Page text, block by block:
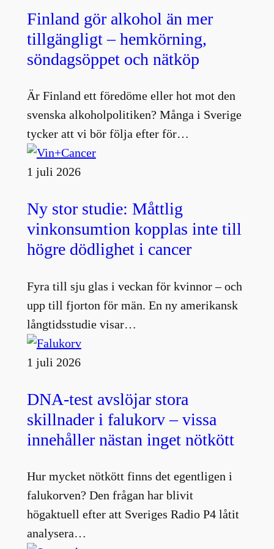
Finland gör alkohol än mer
tillgängligt – hemkörning,
söndagsöppet och nätköp
Är Finland ett föredöme eller hot mot den
svenska alkoholpolitiken? Många i Sverige
tycker att vi bör följa efter för…
1 juli 2026
Ny stor studie: Måttlig
vinkonsumtion kopplas inte till
högre dödlighet i cancer
Fyra till sju glas i veckan för kvinnor – och
upp till fjorton för män. En ny amerikansk
långtidsstudie visar…
1 juli 2026
DNA-test avslöjar stora
skillnader i falukorv – vissa
innehåller nästan inget nötkött
Hur mycket nötkött finns det egentligen i
falukorven? Den frågan har blivit
högaktuell efter att Sveriges Radio P4 låtit
analysera…